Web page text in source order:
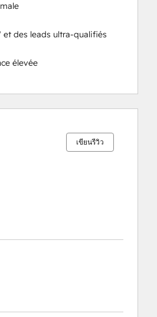
des leads ultra-qualifiés
élevée
เขียนรีวิว
100%